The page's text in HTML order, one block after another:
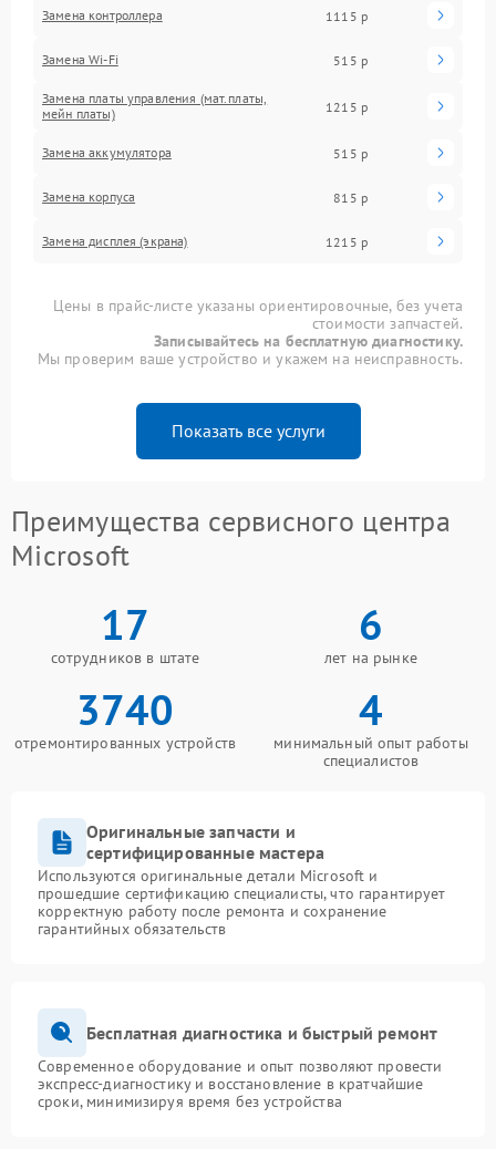
Замена контроллера 1115 р
Замена Wi-Fi 515 р
Замена платы управления (мат.платы,
мейн платы)
1215 р
Замена аккумулятора 515 р
Замена корпуса 815 р
Замена дисплея (экрана) 1215 р
Цены в прайс-листе указаны ориентировочные, без учета
стоимости запчастей.
Записывайтесь на бесплатную диагностику.
Мы проверим ваше устройство и укажем на неисправность.
Показать все услуги
Преимущества сервисного центра
Microsoft
17
сотрудников в штате
6
лет на рынке
3740
отремонтированных устройств
4
минимальный опыт работы
специалистов
Оригинальные запчасти и
сертифицированные мастера
Используются оригинальные детали Microsoft и
прошедшие сертификацию специалисты, что гарантирует
корректную работу после ремонта и сохранение
гарантийных обязательств
Бесплатная диагностика и быстрый ремонт
Современное оборудование и опыт позволяют провести
экспресс-диагностику и восстановление в кратчайшие
сроки, минимизируя время без устройства